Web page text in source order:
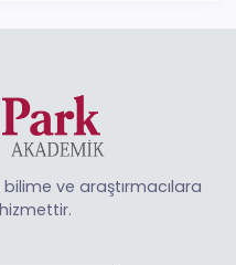
bilime ve araştırmacılara